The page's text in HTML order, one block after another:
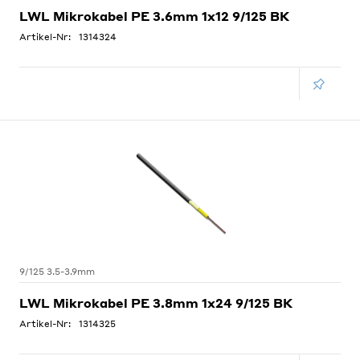
LWL Mikrokabel PE 3.6mm 1x12 9/125 BK
Artikel-Nr: 1314324
9/125 3.5-3.9mm
LWL Mikrokabel PE 3.8mm 1x24 9/125 BK
Artikel-Nr: 1314325